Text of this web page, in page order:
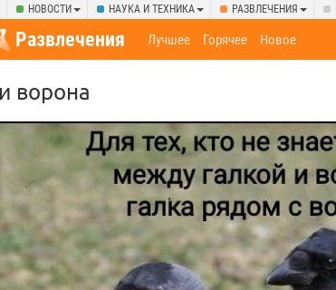
НОВОСТИ НАУКА И ТЕХНИКА РАЗВЛЕЧЕНИЯ
Развлечения Лучшее Горячее Новое
ворона